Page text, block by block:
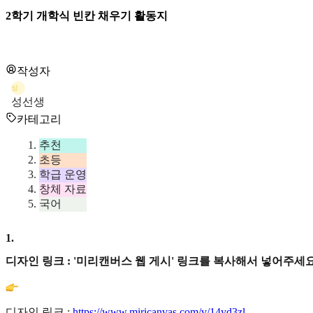
2학기 개학식 빈칸 채우기 활동지
작성자
성
성선생
카테고리
추천
초등
학급 운영
창체 자료
국어
1.
디자인 링크 : '미리캔버스 웹 게시' 링크를 복사해서 넣어주세